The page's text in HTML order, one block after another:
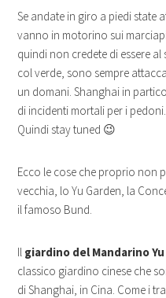
Se andate in giro a piedi state
vanno in motorino sui
quindi non credete di essere
col verde, sono sempre
un domani. Shanghai in
di incidenti mortali per i pedoni.
Quindi stay tuned 😉
Ecco le cose che proprio non
vecchia, lo Yu Garden, la
il famoso Bund.
Il giardino del Mandarino Yu
classico giardino cinese che
di Shanghai, in Cina. Come i